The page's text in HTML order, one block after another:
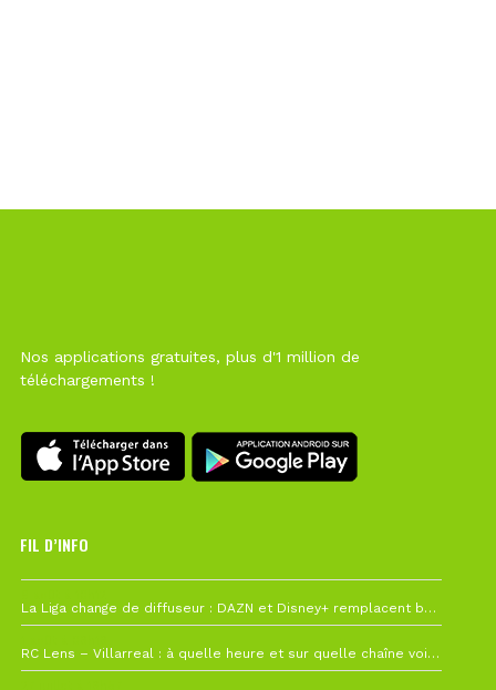
Nos applications gratuites, plus d'1 million de
téléchargements !
FIL D’INFO
La Liga change de diffuseur : DAZN et Disney+ remplacent beIN Sports !
RC Lens – Villarreal : à quelle heure et sur quelle chaîne voir la finale de la Como Cup ?